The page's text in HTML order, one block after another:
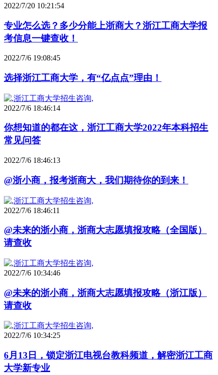
2022/7/20 10:21:54
专业怎么选？多少分能上浙商大？浙江工商大学报
考信息一键查收！
2022/7/6 19:08:45
选择浙江工商大学，有“亿点点”理由！
2022/7/6 18:46:14
你想知道的都在这，浙江工商大学2022年本科招生
常见问答
2022/7/6 18:46:13
@浙小商，报考浙商大，我们期待你的到来！
2022/7/6 18:46:11
@未来的浙小商，浙商大志愿填报攻略（全国版）
请查收
2022/7/6 10:34:46
@未来的浙小商，浙商大志愿填报攻略（浙江版）
请查收
2022/7/6 10:34:25
6月13日，锁定浙江电视台教科频道，解密浙江工商
大学新专业